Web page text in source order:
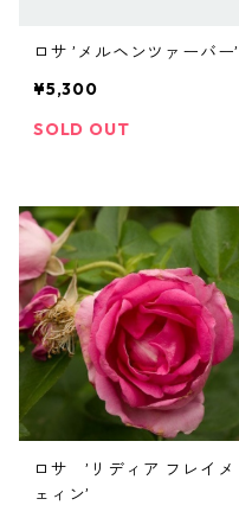
ロサ ’メルヘンツァーバー’
¥5,300
SOLD OUT
ロサ ’リディア フレイメ
ェィン’